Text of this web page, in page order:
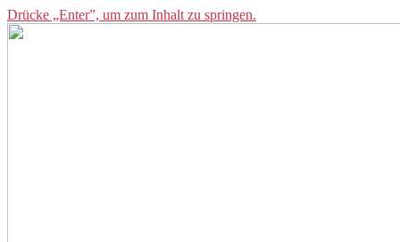
Drücke „Enter”, um zum Inhalt zu springen.